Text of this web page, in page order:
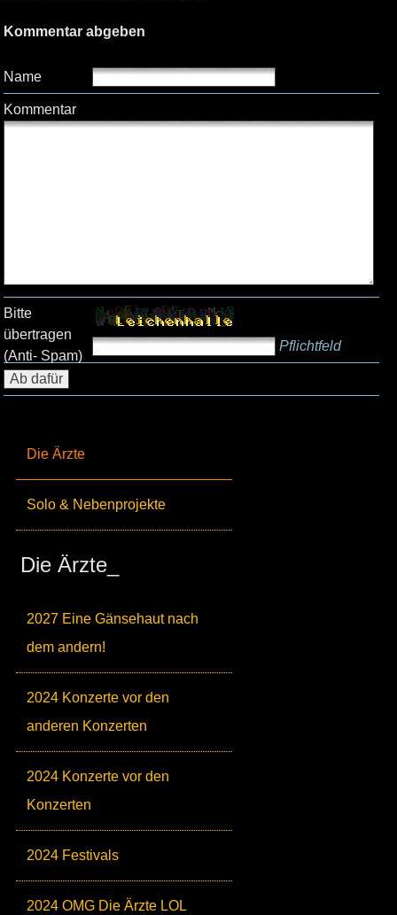
Die Ärzte
Solo & Nebenprojekte
Die Ärzte_
2027 Eine Gänsehaut nach
dem andern!
2024 Konzerte vor den
anderen Konzerten
2024 Konzerte vor den
Konzerten
2024 Festivals
2024 OMG Die Ärzte LOL
Kommentar abgeben
Name
Kommentar
Bitte
übertragen
(Anti- Spam)
Pflichtfeld